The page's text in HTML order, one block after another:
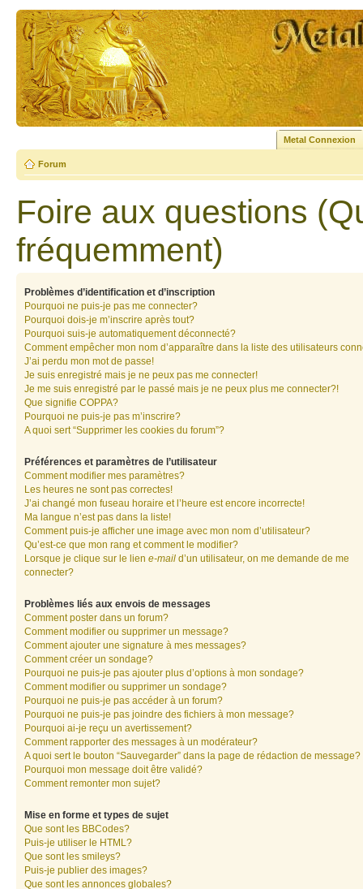
Metal Connexion
Forum
Foire aux questions
fréquemment)
Problèmes d’identification et d’inscription
Pourquoi ne puis-je pas me connecter?
Pourquoi dois-je m’inscrire après tout?
Pourquoi suis-je automatiquement déconnecté?
Comment empêcher mon nom d’apparaître dans la liste des utilisateurs
J’ai perdu mon mot de passe!
Je suis enregistré mais je ne peux pas me connecter!
Je me suis enregistré par le passé mais je ne peux plus me connecter?!
Que signifie COPPA?
Pourquoi ne puis-je pas m’inscrire?
A quoi sert “Supprimer les cookies du forum”?
Préférences et paramètres de l’utilisateur
Comment modifier mes paramètres?
Les heures ne sont pas correctes!
J’ai changé mon fuseau horaire et l’heure est encore incorrecte!
Ma langue n’est pas dans la liste!
Comment puis-je afficher une image avec mon nom d’utilisateur?
Qu’est-ce que mon rang et comment le modifier?
Lorsque je clique sur le lien e-mail d’un utilisateur, on me demande de me
connecter?
Problèmes liés aux envois de messages
Comment poster dans un forum?
Comment modifier ou supprimer un message?
Comment ajouter une signature à mes messages?
Comment créer un sondage?
Pourquoi ne puis-je pas ajouter plus d’options à mon sondage?
Comment modifier ou supprimer un sondage?
Pourquoi ne puis-je pas accéder à un forum?
Pourquoi ne puis-je pas joindre des fichiers à mon message?
Pourquoi ai-je reçu un avertissement?
Comment rapporter des messages à un modérateur?
A quoi sert le bouton “Sauvegarder” dans la page de rédaction de message?
Pourquoi mon message doit être validé?
Comment remonter mon sujet?
Mise en forme et types de sujet
Que sont les BBCodes?
Puis-je utiliser le HTML?
Que sont les smileys?
Puis-je publier des images?
Que sont les annonces globales?